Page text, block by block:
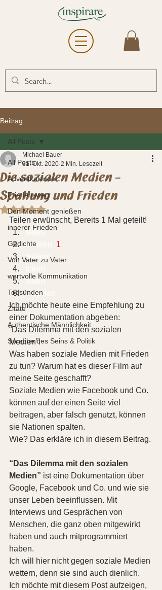
Beitrag
All Posts
Adventkalender
Friedensweg
Den Moment genießen
innerer Frieden
Gedichte
Von Vater zu Vater
wertvolle Kommunikation
Todsünden
Zitate
Authentische Männlichkeit
Sprache des Seins & Politik
All Posts
Die sozialen Medien –
Spaltung und Frieden
Michael Bauer
31. Okt. 2020 2 Min. Lesezeit
Mit NaN von 5 Sternen bewertet.
Teilen erwünscht, Bereits 1 Mal geteilt!
teilen
merken
1
twittern
teilen
mitteilen
Ich möchte heute eine Empfehlung zu
einer Dokumentation abgeben:
“Das Dilemma mit den sozialen
Medien”.
Was haben soziale Medien mit Frieden
zu tun? Warum hat es dieser Film auf
meine Seite geschafft?
Soziale Medien wie Facebook und Co.
können auf der einen Seite viel
beitragen, aber falsch genutzt, können
sie Nationen spalten.
Wie? Das erkläre ich in diesem Beitrag.
“Das Dilemma mit den sozialen
Medien” ist eine Dokumentation über
Google, Facebook und Co. und wie sie
unser Leben beeinflussen. Mit
Interviews und Gesprächen von
Menschen, die ganz oben mitgewirkt
haben und auch mitprogrammiert
haben.
Ich will hier nicht gegen soziale Medien
wettern, denn sie sind auch dienlich.
Ich möchte mit diesem Post aufzeigen,